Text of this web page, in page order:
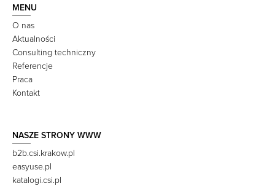
MENU
O nas
Aktualności
Consulting techniczny
Referencje
Praca
Kontakt
NASZE STRONY WWW
b2b.csi.krakow.pl
easyuse.pl
katalogi.csi.pl